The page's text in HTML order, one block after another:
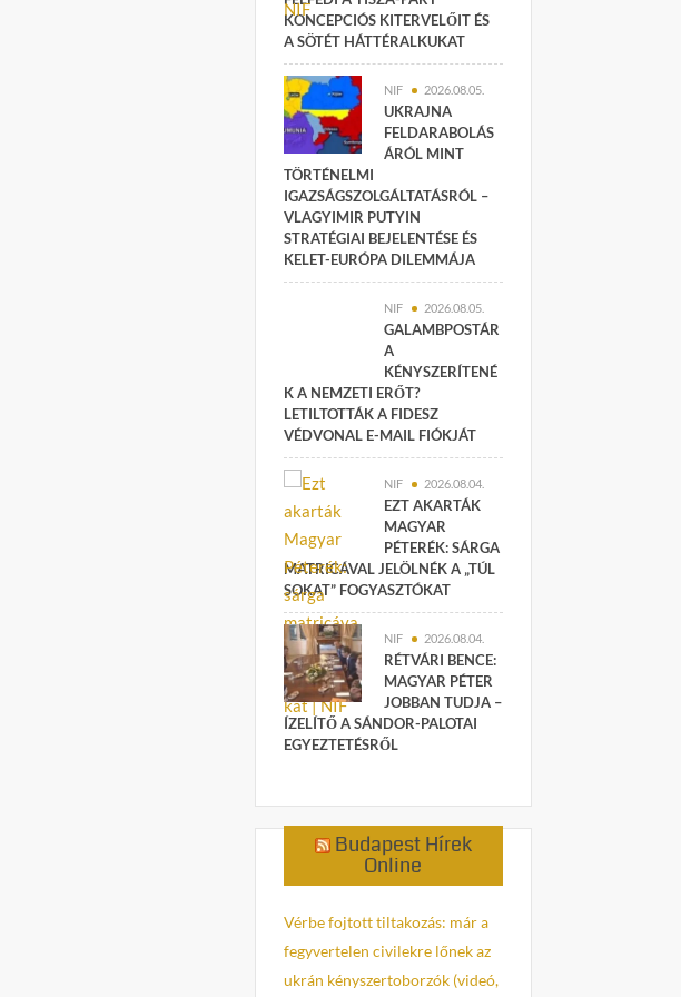
KONCEPCIÓS KITERVELŐIT ÉS
A SÖTÉT HÁTTÉRALKUKAT
NIF 2026.08.05.
UKRAJNA
FELDARABOLÁS
ÁRÓL MINT
TÖRTÉNELMI
IGAZSÁGSZOLGÁLTATÁSRÓL –
VLAGYIMIR PUTYIN
STRATÉGIAI BEJELENTÉSE ÉS
KELET-EURÓPA DILEMMÁJA
NIF 2026.08.05.
GALAMBPOSTÁR
A
KÉNYSZERÍTENÉ
K A NEMZETI ERŐT?
LETILTOTTÁK A FIDESZ
VÉDVONAL E-MAIL FIÓKJÁT
NIF 2026.08.04.
EZT AKARTÁK
MAGYAR
PÉTERÉK: SÁRGA
MATRICÁVAL JELÖLNÉK A „TÚL
SOKAT” FOGYASZTÓKAT
NIF 2026.08.04.
RÉTVÁRI BENCE:
MAGYAR PÉTER
JOBBAN TUDJA –
ÍZELÍTŐ A SÁNDOR-PALOTAI
EGYEZTETÉSRŐL
Budapest Hírek
Online
Vérbe fojtott tiltakozás: már a
fegyvertelen civilekre lőnek az
ukrán kényszertoborzók (videó,